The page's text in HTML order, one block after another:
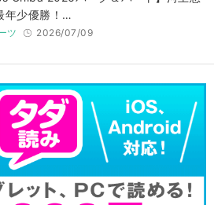
年少優勝！…
ツ 2026/07/09